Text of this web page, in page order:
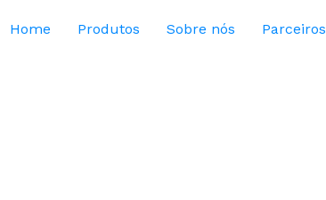
Home Produtos Sobre nós Parceiros